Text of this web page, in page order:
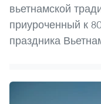
вьетнамской
приуроченный к
праздника